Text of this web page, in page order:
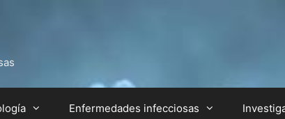
Enfermedades infecciosas